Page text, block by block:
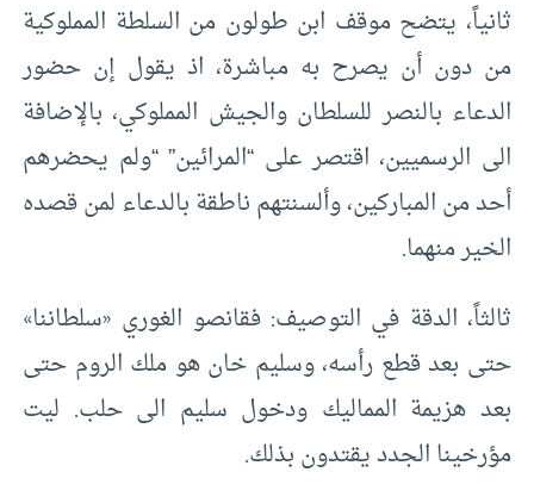
ثانياً، يتضح موقف ابن طولون من السلطة المملوكية
من دون أن يصرح به مباشرة، اذ يقول إن حضور
الدعاء بالنصر للسلطان والجيش المملوكي، بالإضافة
الى الرسميين، اقتصر على “المرائين” “ولم يحضرهم
أحد من المباركين، وألسنتهم ناطقة بالدعاء لمن قصده
الخير منهما.
ثالثاً، الدقة في التوصيف: فقانصو الغوري «سلطاننا»
حتى بعد قطع رأسه، وسليم خان هو ملك الروم حتى
بعد هزيمة المماليك ودخول سليم الى حلب. ليت
مؤرخينا الجدد يقتدون بذلك.